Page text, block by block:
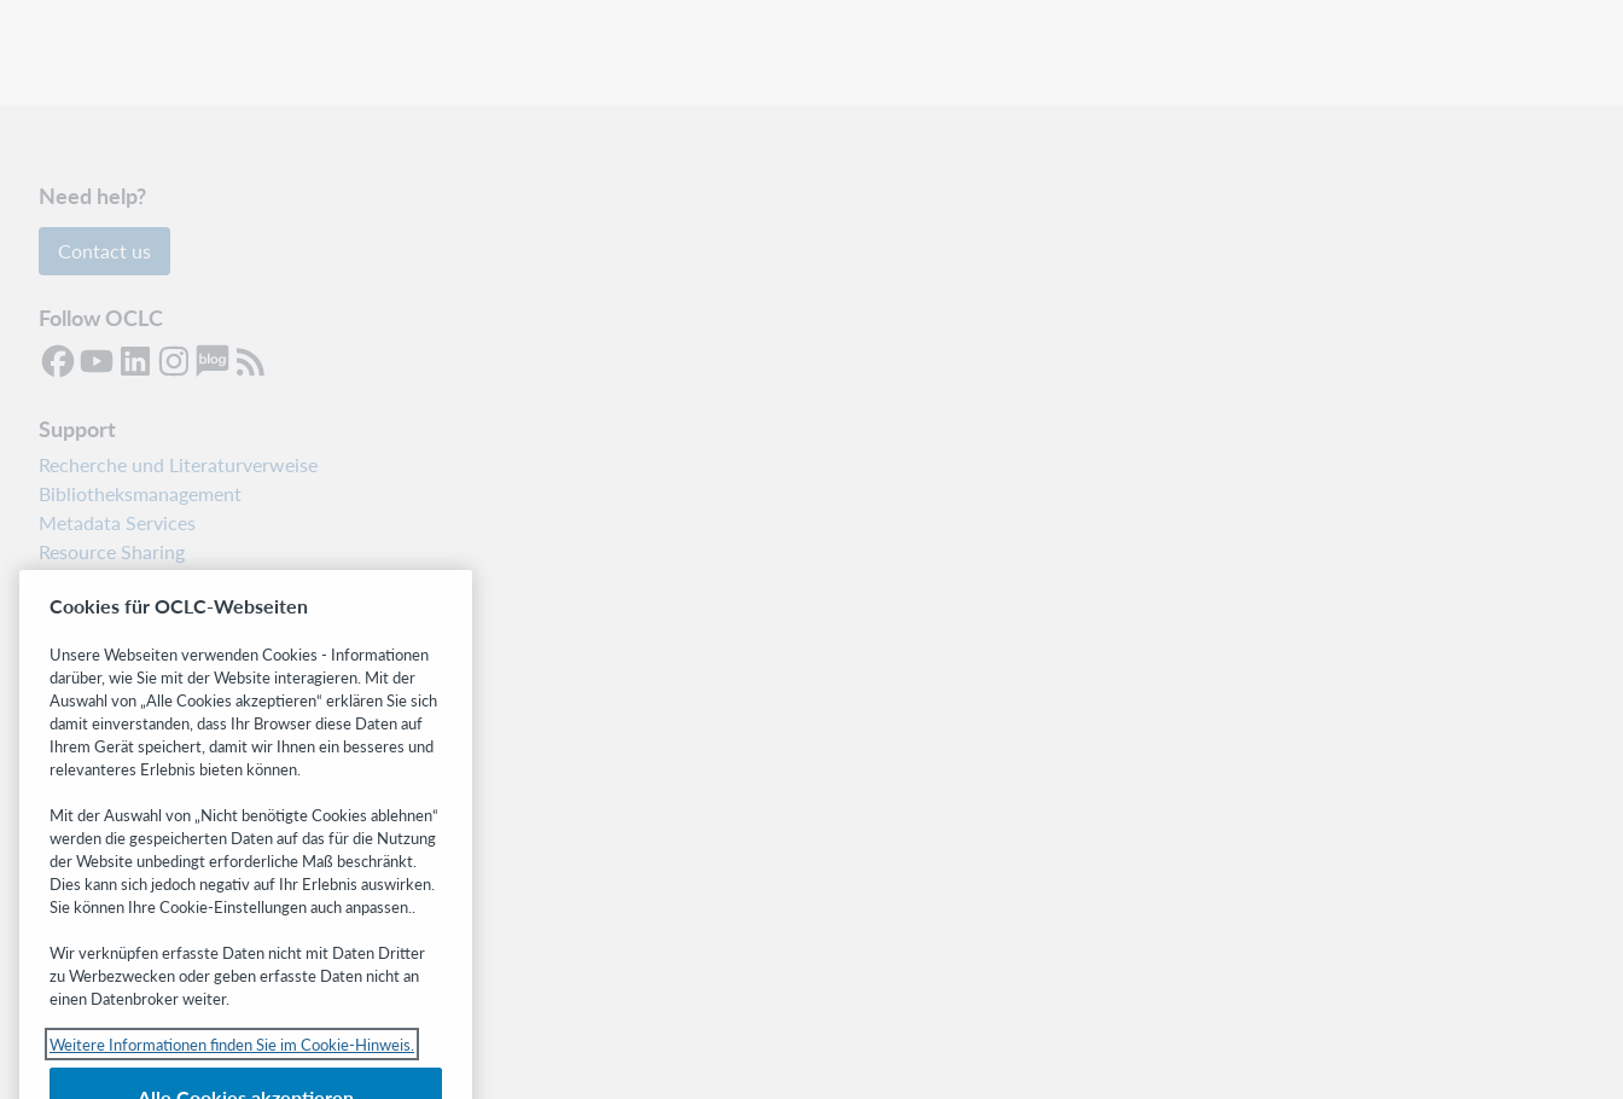
Need help?
Contact us
Follow OCLC
Support
Recherche und Literaturverweise
Bibliotheksmanagement
Metadata Services
Resource Sharing
Freigabemitteilungen
Related sites
OCLC.org
BibFormats
Research
WebJunction
Developer Network
Get the latest product updates, research,
events, and much more—right to your inbox.
Subscribe now
Cookies für OCLC-Webseiten
Unsere Webseiten verwenden Cookies - Informationen
darüber, wie Sie mit der Website interagieren. Mit der
Auswahl von „Alle Cookies akzeptieren“ erklären Sie sich
damit einverstanden, dass Ihr Browser diese Daten auf
Ihrem Gerät speichert, damit wir Ihnen ein besseres und
relevanteres Erlebnis bieten können.
Mit der Auswahl von „Nicht benötigte Cookies ablehnen“
werden die gespeicherten Daten auf das für die Nutzung
der Website unbedingt erforderliche Maß beschränkt.
Dies kann sich jedoch negativ auf Ihr Erlebnis auswirken.
Sie können Ihre Cookie-Einstellungen auch anpassen..
Wir verknüpfen erfasste Daten nicht mit Daten Dritter
zu Werbezwecken oder geben erfasste Daten nicht an
einen Datenbroker weiter.
Weitere Informationen finden Sie im Cookie-Hinweis.